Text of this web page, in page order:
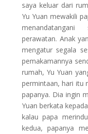
saya keluar dari
Yu Yuan mewakili
perawatan. Anak
mengatur segala
pemakamannya
rumah, Yu Yuan
permintaan, hari itu
papanya. Dia ingin
Yuan berkata
kalau papa
kedua, papanya